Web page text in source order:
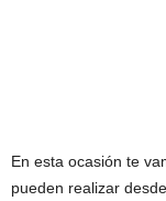
En esta ocasión te
pueden realizar